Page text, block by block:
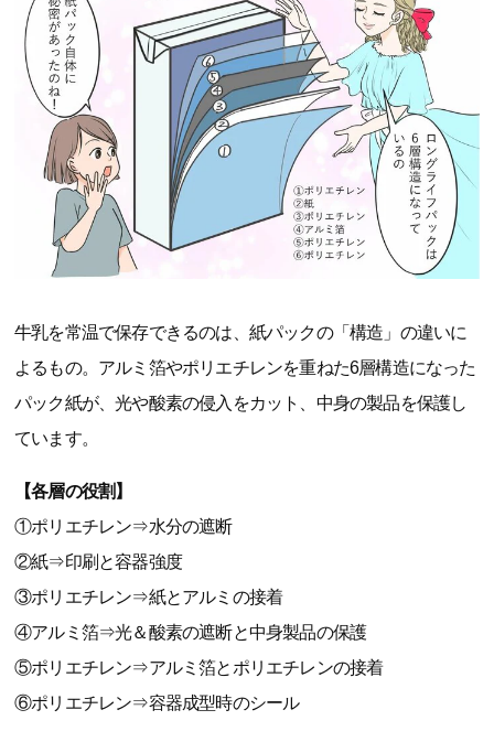
牛乳を常温で保存できるのは、紙パックの「構造」の違いに
よるもの。アルミ箔やポリエチレンを重ねた6層構造になった
パック紙が、光や酸素の侵入をカット、中身の製品を保護し
ています。
【各層の役割】
①ポリエチレン⇒水分の遮断
②紙⇒印刷と容器強度
③ポリエチレン⇒紙とアルミの接着
④アルミ箔⇒光＆酸素の遮断と中身製品の保護
⑤ポリエチレン⇒アルミ箔とポリエチレンの接着
⑥ポリエチレン⇒容器成型時のシール